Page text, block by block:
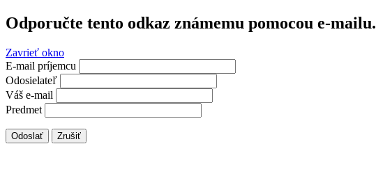
Odporučte tento odkaz známemu pomocou e-mailu.
Zavrieť okno
E-mail príjemcu
Odosielateľ
Váš e-mail
Predmet
Odoslať Zrušiť